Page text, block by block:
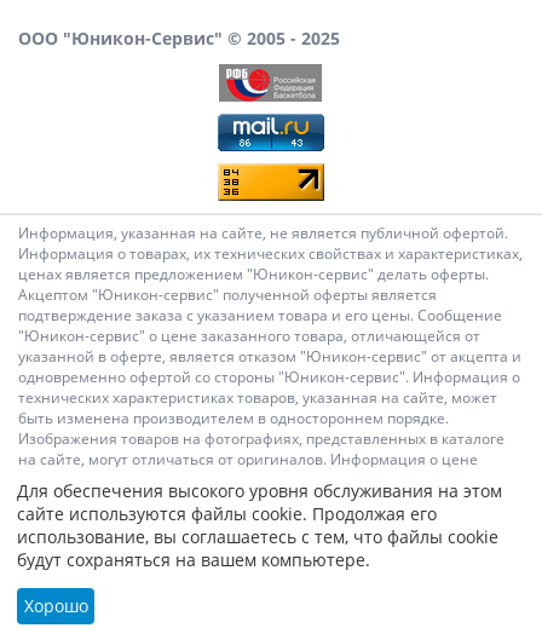
ООО "Юникон-Сервис" © 2005 - 2025
Информация, указанная на сайте, не является публичной офертой.
Информация о товарах, их технических свойствах и характеристиках,
ценах является предложением "Юникон-сервис" делать оферты.
Акцептом "Юникон-сервис" полученной оферты является
подтверждение заказа с указанием товара и его цены. Сообщение
"Юникон-сервис" о цене заказанного товара, отличающейся от
указанной в оферте, является отказом "Юникон-сервис" от акцепта и
одновременно офертой со стороны "Юникон-сервис". Информация о
технических характеристиках товаров, указанная на сайте, может
быть изменена производителем в одностороннем порядке.
Изображения товаров на фотографиях, представленных в каталоге
на сайте, могут отличаться от оригиналов. Информация о цене
товара, указанная в каталоге на сайте, может отличаться от
фактической к моменту оформления заказа на соответствующий
товар. Подтверждением цены заказанного товара является
сообщение "Юникон-сервис" о цене такого товара. Администрация
Сайта не несет ответственности за содержание сообщений и других
законодательству, за достоверность размещаемых Пользователями
материалов, качество информации и изображений.
Для обеспечения высокого уровня обслуживания на этом
сайте используются файлы cookie. Продолжая его
использование, вы соглашаетесь с тем, что файлы cookie
будут сохраняться на вашем компьютере.
Хорошо